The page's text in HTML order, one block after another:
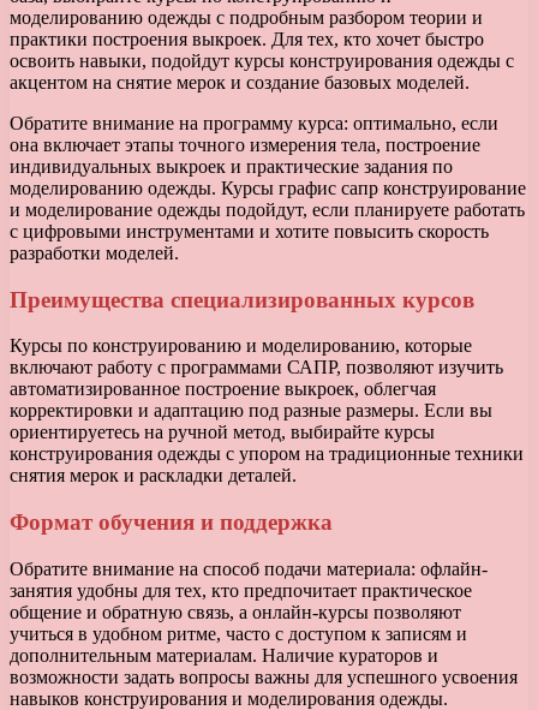
моделированию одежды с подробным разбором теории и
практики построения выкроек. Для тех, кто хочет быстро
освоить навыки, подойдут курсы конструирования одежды с
акцентом на снятие мерок и создание базовых моделей.
Обратите внимание на программу курса: оптимально, если
она включает этапы точного измерения тела, построение
индивидуальных выкроек и практические задания по
моделированию одежды. Курсы графис сапр конструирование
и моделирование одежды подойдут, если планируете работать
с цифровыми инструментами и хотите повысить скорость
разработки моделей.
Преимущества специализированных курсов
Курсы по конструированию и моделированию, которые
включают работу с программами САПР, позволяют изучить
автоматизированное построение выкроек, облегчая
корректировки и адаптацию под разные размеры. Если вы
ориентируетесь на ручной метод, выбирайте курсы
конструирования одежды с упором на традиционные техники
снятия мерок и раскладки деталей.
Формат обучения и поддержка
Обратите внимание на способ подачи материала: офлайн-
занятия удобны для тех, кто предпочитает практическое
общение и обратную связь, а онлайн-курсы позволяют
учиться в удобном ритме, часто с доступом к записям и
дополнительным материалам. Наличие кураторов и
возможности задать вопросы важны для успешного усвоения
навыков конструирования и моделирования одежды.